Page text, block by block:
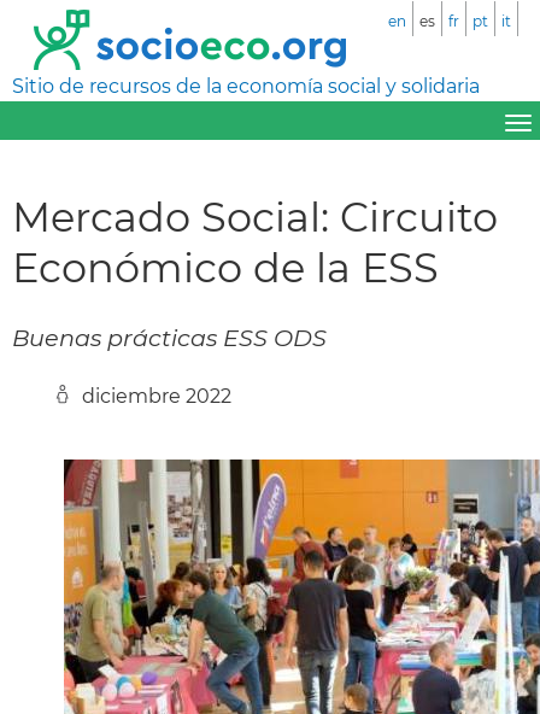
Sitio de recursos de la economía social y solidaria
en es fr pt it
Mercado Social: Circuito
Económico de la ESS
Buenas prácticas ESS ODS
diciembre 2022